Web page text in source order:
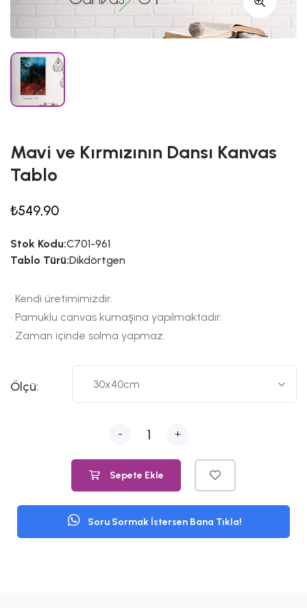
Mavi ve Kırmızının Dansı Kanvas
Tablo
₺549,90
Stok Kodu:C701-961
Tablo Türü:Dikdörtgen
• Kendi üretimimizdir.
• Pamuklu canvas kumaşına yapılmaktadır.
• Zaman içinde solma yapmaz.
Ölçü:
- +
Sepete Ekle
Soru Sormak İstersen Bana Tıkla!